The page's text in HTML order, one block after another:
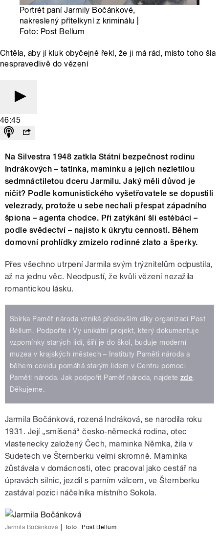
Portrét paní Jarmily Bočánkové,
nakreslený přítelkyní z kriminálu |
Foto: Post Bellum
Chtěla, aby jí kluk obyčejně řekl, že ji má rád, místo toho šla
nespravedlivě do vězení
46:45
Na Silvestra 1948 zatkla Státní bezpečnost rodinu
Indrákových – tatínka, maminku a jejich nezletilou
sedmnáctiletou dceru Jarmilu. Jaký měli důvod je
ničit? Podle komunistického vyšetřovatele se dopustili
velezrady, protože u sebe nechali přespat západního
špiona – agenta chodce. Při zatýkání šli estébáci –
podle svědectví – najisto k úkrytu cenností. Během
domovní prohlídky zmizelo rodinné zlato a šperky.
Přes všechno utrpení Jarmila svým trýznitelům odpustila,
až na jednu věc. Neodpustí, že kvůli vězení nezažila
romantickou lásku.
Sbírka Paměť národa vzniká především díky organizaci Post
Bellum. Podpořte i Vy unikátní projekt, který dokumentuje
vzpomínky starých lidí, šíří je do škol, buduje moderní
muzea v krajských městech – Instituty Paměti národa a
během covidu pomáhá starým lidem v Centru pomoci
Paměti národa. Jak podpořit Paměť národa, najdetezde.
Děkujeme.
Jarmila Bočánková, rozená Indráková, se narodila roku
1931. Její „smíšená“ česko-německá rodina, otec
vlastenecky založený Čech, maminka Němka, žila v
Sudetech ve Šternberku velmi skromně. Maminka
zůstávala v domácnosti, otec pracoval jako cestář na
úpravách silnic, jezdil s parním válcem, ve Šternberku
zastával pozici náčelníka místního Sokola.
Jarmila Bočánková foto: Post Bellum